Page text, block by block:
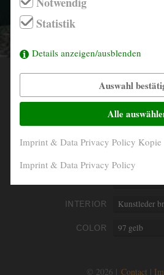
YEAR 1968
48.761 Km
INTERIOR Kunstleder
COLOR 97 gelb
© 2026 | Contact
Statistik
Details anzeigen/ausblenden
Auswahl
Alle
Imprint & Data Privacy Policy Kopie
Imprint & Data Privacy Policy